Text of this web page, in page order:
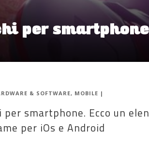
per
& SOFTWARE, MOBILE |
smartphone. Ecco un
per iOs e Android